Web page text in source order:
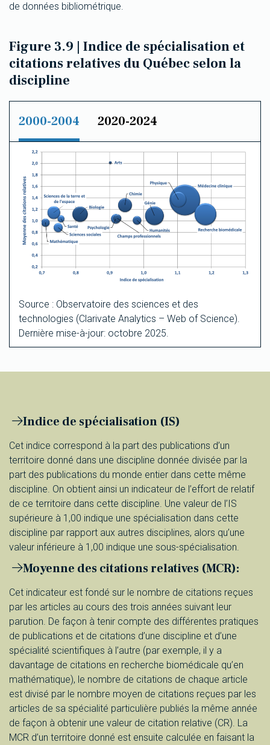
de données bibliométrique.
Figure 3.9 | Indice de spécialisation et
citations relatives du Québec selon la
discipline
2000-2004 2020-2024
Source : Observatoire des sciences et des
technologies (Clarivate Analytics – Web of Science).
Dernière mise-à-jour: octobre 2025.
Indice de spécialisation (IS)
Cet indice correspond à la part des publications d’un
territoire donné dans une discipline donnée divisée par la
part des publications du monde entier dans cette même
discipline. On obtient ainsi un indicateur de l’effort de relatif
de ce territoire dans cette discipline. Une valeur de l’IS
supérieure à 1,00 indique une spécialisation dans cette
discipline par rapport aux autres disciplines, alors qu’une
valeur inférieure à 1,00 indique une sous-spécialisation.
Moyenne des citations relatives (MCR):
Cet indicateur est fondé sur le nombre de citations reçues
par les articles au cours des trois années suivant leur
parution. De façon à tenir compte des différentes pratiques
de publications et de citations d’une discipline et d’une
spécialité scientifiques à l’autre (par exemple, il y a
davantage de citations en recherche biomédicale qu’en
mathématique), le nombre de citations de chaque article
est divisé par le nombre moyen de citations reçues par les
articles de sa spécialité particulière publiés la même année
de façon à obtenir une valeur de citation relative (CR). La
MCR d’un territoire donné est ensuite calculée en faisant la